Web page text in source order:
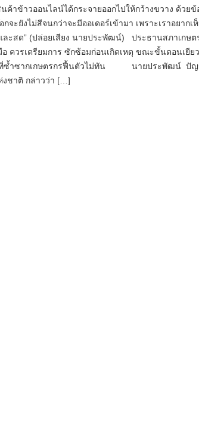
ค้าข้าวออนไลน์ได้กระจายออกไปให้กว้างขวาง​ ด้วยข้
จะยังไม่สีจนกว่าจะมีออเดอร์เข้ามา เพราะเราอยากเ
ะสด” (ปล่อย​เสียง​ นายป​ระพัฒน์)​ ประธานสภา​เกษต
ควรเตรียมการ ซักซ้อมก่อนเกิดเหตุ ขณะขั้นตอนเยีย
ที่ซ้ำซากเกษตรกรฟื้นตัวไม่ทัน นายประพัฒน์​ ปั
งชาติ​ กล่าวว่า […]